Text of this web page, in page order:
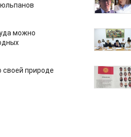
можно
природе